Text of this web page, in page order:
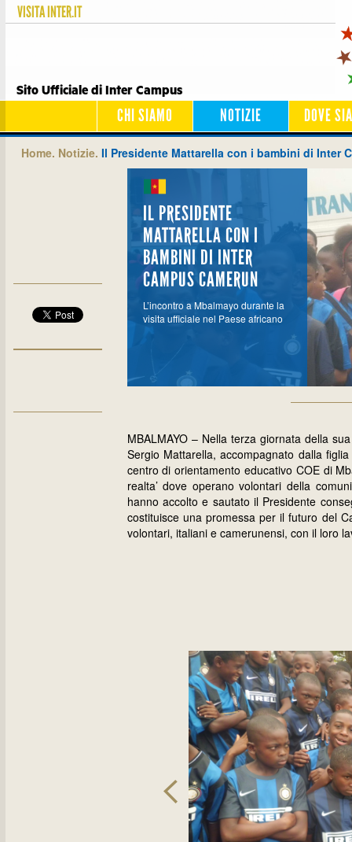
VISITAINTER.IT
Sito Ufficiale di Inter Campus
CHI SIAMO NOTIZIE DOVE
Home. Notizie. Il Presidente Mattarella con i bambini di Inter
IL PRESIDENTE
MATTARELLA CON I
BAMBINI DI INTER
CAMPUS CAMERUN
L’incontro a Mbalmayo durante la
visita ufficiale nel Paese africano
MBALMAYO – Nella terza giornata della
Sergio Mattarella, accompagnato dalla
centro di orientamento educativo COE di
realta’ dove operano volontari della
hanno accolto e sautato il Presidente
costituisce una promessa per il futuro del
volontari, italiani e camerunensi, con il loro